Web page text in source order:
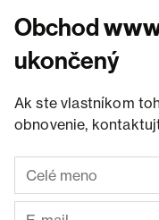
Obchod
ukončený
Ak ste vlastníkom
obnovenie,